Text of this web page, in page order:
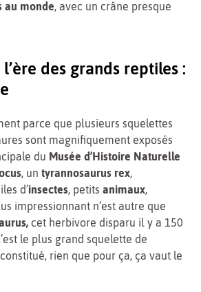
au monde, avec un crâne presque
des grands reptiles :
parce que plusieurs squelettes
sont magnifiquement exposés
du Musée d’Histoire Naturelle
, un tyrannosaurus rex,
d’insectes, petits animaux,
impressionnant n’est autre que
cet herbivore disparu il y a 150
le plus grand squelette de
rien que pour ça, ça vaut le